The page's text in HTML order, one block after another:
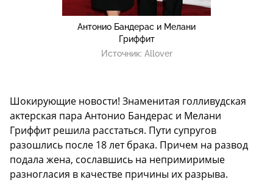
Антонио Бандерас и Мелани
Гриффит
Источник: Allover
Шокирующие новости! Знаменитая голливудская
актерская пара Антонио Бандерас и Мелани
Гриффит решила расстаться. Пути супругов
разошлись после 18 лет брака. Причем на развод
подала жена, сославшись на непримиримые
разногласия в качестве причины их разрыва.